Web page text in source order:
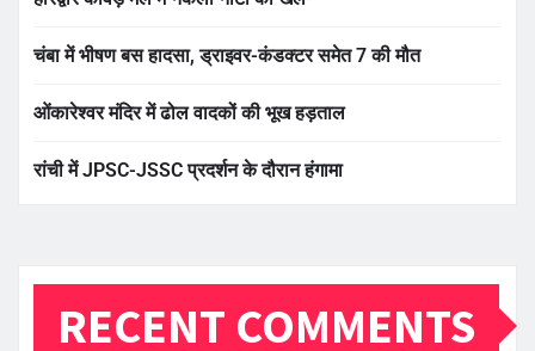
चंबा में भीषण बस हादसा, ड्राइवर-कंडक्टर समेत 7 की मौत
ओंकारेश्वर मंदिर में ढोल वादकों की भूख हड़ताल
रांची में JPSC-JSSC प्रदर्शन के दौरान हंगामा
RECENT COMMENTS